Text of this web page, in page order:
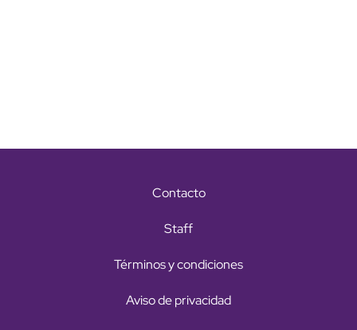
Contacto
Staff
Términos y condiciones
Aviso de privacidad